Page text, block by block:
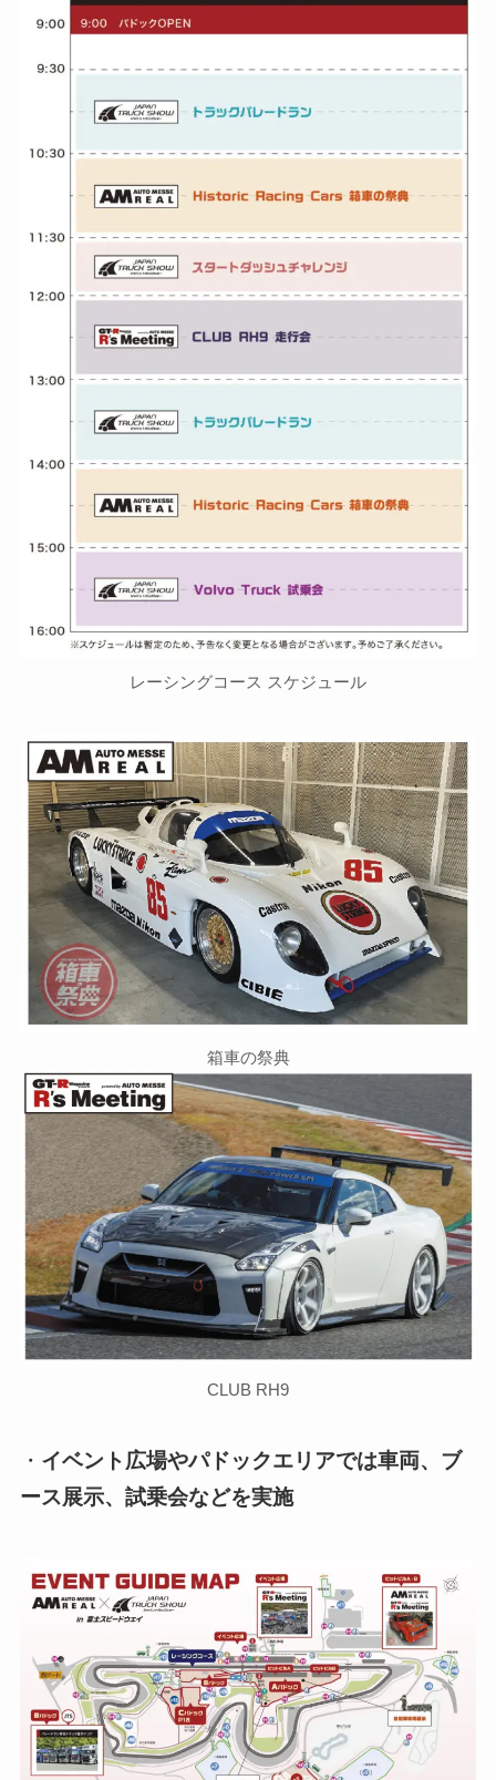
レーシングコース スケジュール
箱車の祭典
CLUB RH9
・ イベント広場やパドックエリアでは車両、ブ
ース展示、試乗会などを実施